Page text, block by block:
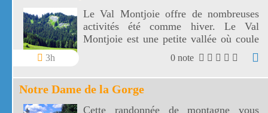
3h
Le Val Montjoie offre de nombreuses
activités été comme hiver. Le Val
Montjoie est une petite vallée où coule
0 note
Notre Dame de la Gorge
Cette randonnée de montagne vous